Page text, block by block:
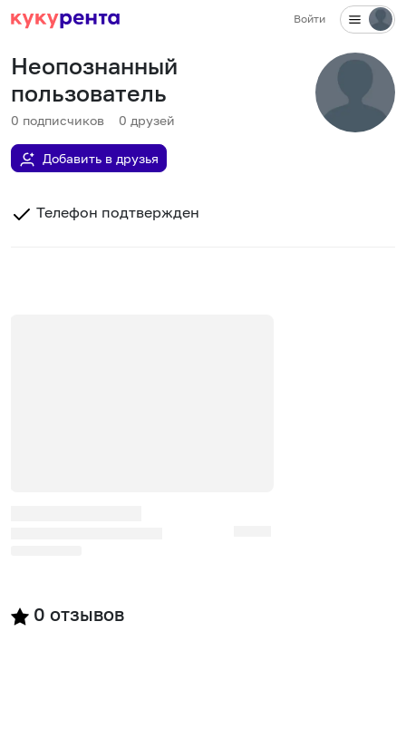
Войти
Неопознанный
пользователь
0 подписчиков 0 друзей
Добавить в друзья
Телефон подтвержден
0 отзывов